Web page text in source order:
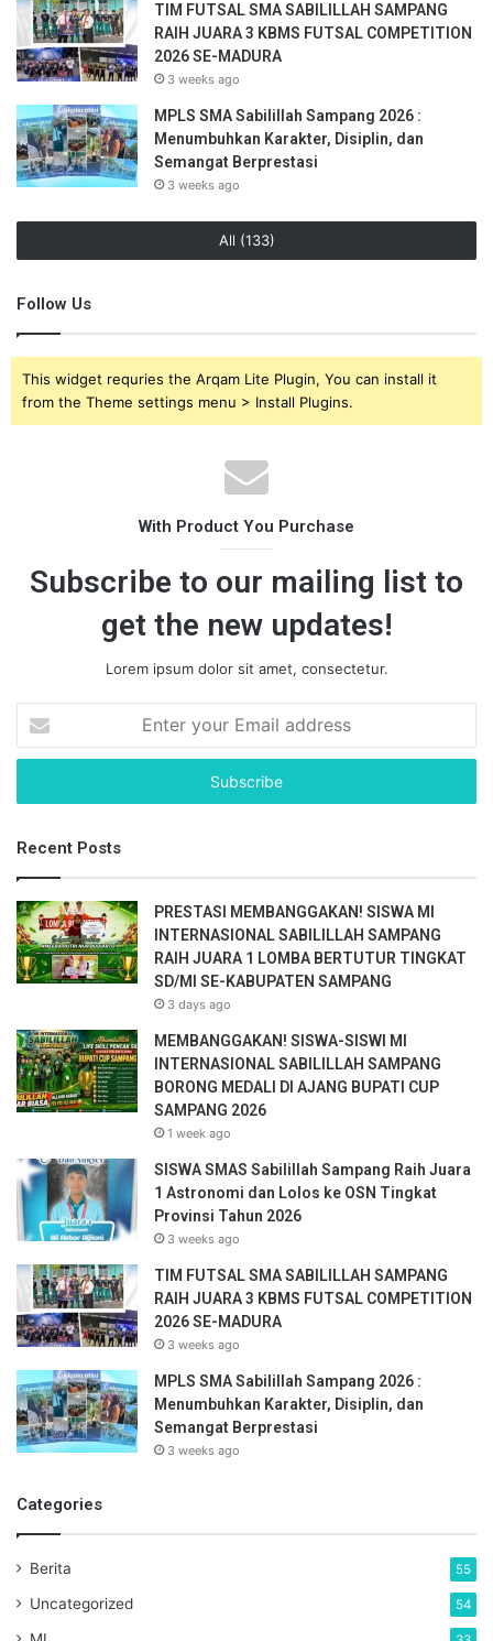
TIM FUTSAL SMA SABILILLAH SAMPANG
RAIH JUARA 3 KBMS FUTSAL COMPETITION
2026 SE-MADURA
3 weeks ago
MPLS SMA Sabilillah Sampang 2026 :
Menumbuhkan Karakter, Disiplin, dan
Semangat Berprestasi
3 weeks ago
All (133)
Follow Us
This widget requries the Arqam Lite Plugin, You can install it
from the Theme settings menu > Install Plugins.
With Product You Purchase
Subscribe to our mailing list to
get the new updates!
Lorem ipsum dolor sit amet, consectetur.
t
r
o
u
r
E
m
a
a
d
d
r
s
Recent Posts
PRESTASI MEMBANGGAKAN! SISWA MI
INTERNASIONAL SABILILLAH SAMPANG
RAIH JUARA 1 LOMBA BERTUTUR TINGKAT
SD/MI SE-KABUPATEN SAMPANG
3 days ago
MEMBANGGAKAN! SISWA-SISWI MI
INTERNASIONAL SABILILLAH SAMPANG
BORONG MEDALI DI AJANG BUPATI CUP
SAMPANG 2026
1 week ago
SISWA SMAS Sabilillah Sampang Raih Juara
1 Astronomi dan Lolos ke OSN Tingkat
Provinsi Tahun 2026
3 weeks ago
TIM FUTSAL SMA SABILILLAH SAMPANG
RAIH JUARA 3 KBMS FUTSAL COMPETITION
2026 SE-MADURA
3 weeks ago
MPLS SMA Sabilillah Sampang 2026 :
Menumbuhkan Karakter, Disiplin, dan
Semangat Berprestasi
3 weeks ago
Categories
Berita 55
Uncategorized 54